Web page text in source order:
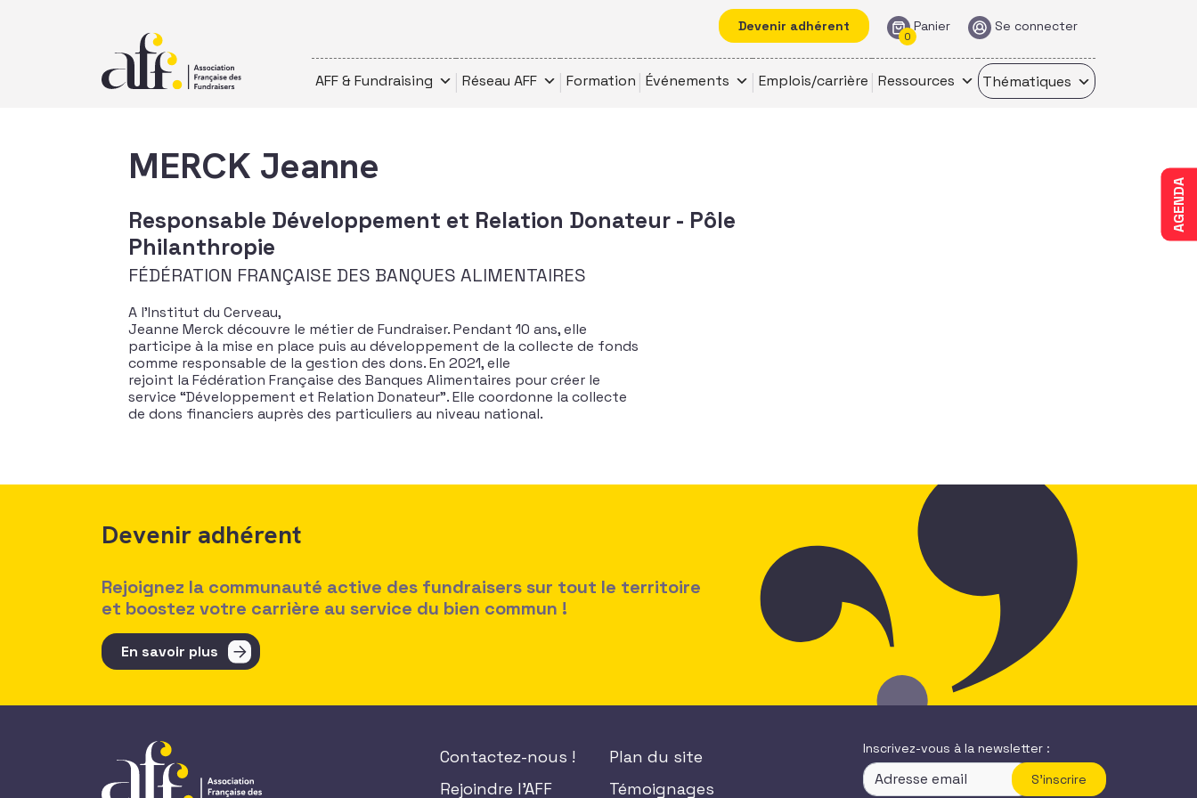
Devenir adhérent Panier
0
Se connecter
AFF & Fundraising Réseau AFF Formation Événements Emplois/carrière Ressources Thématiques
AGENDA
MERCK Jeanne
Responsable Développement et Relation Donateur - Pôle
Philanthropie
FÉDÉRATION FRANÇAISE DES BANQUES ALIMENTAIRES
A l’Institut du Cerveau,
Jeanne Merck découvre le métier de Fundraiser. Pendant 10 ans, elle
participe à la mise en place puis au développement de la collecte de fonds
comme responsable de la gestion des dons. En 2021, elle
rejoint la Fédération Française des Banques Alimentaires pour créer le
service “Développement et Relation Donateur”. Elle coordonne la collecte
de dons financiers auprès des particuliers au niveau national.
Devenir adhérent
Rejoignez la communauté active des fundraisers sur tout le territoire
et boostez votre carrière au service du bien commun !
En savoir plus
Contactez-nous !
Rejoindre l'AFF
Plan du site
Témoignages
Inscrivez-vous à la newsletter :
S'inscrire